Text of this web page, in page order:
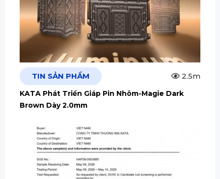
TIN SẢN PHẨM 2.5m
KATA Phát Triển Giáp Pin Nhôm-Magie Dark
Brown Dày 2.0mm